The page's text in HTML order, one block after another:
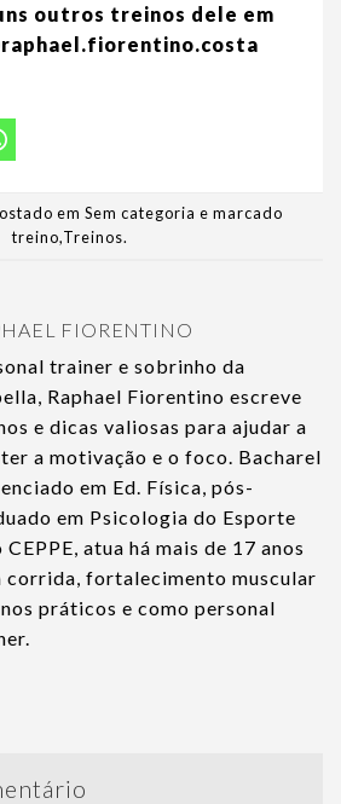
outros treinos dele em
em Sem categoria e marcado
treino,Treinos.
FIORENTINO
trainer e sobrinho da
Raphael Fiorentino escreve
e dicas valiosas para ajudar a
a motivação e o foco. Bacharel
em Ed. Física, pós-
em Psicologia do Esporte
CEPPE, atua há mais de 17 anos
corrida, fortalecimento muscular
práticos e como personal